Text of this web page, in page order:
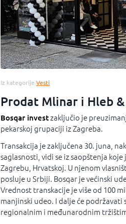
Iz kategorije Vesti
Prodat Mlinar i Hleb
Bosqar investzaključio je
pekarskoj grupaciji iz Zagreba.
Transakcija je zaključena 30. juna,
saglasnosti, vidi se iz saopštenja koje
Zagrebu, Hrvatskoj. U njenom
posluje u Srbiji. Bosqar je većinski
Vrednost transkacije je više od 100
manjinski udeo. I dalje će
regionalnim i međunarodnim